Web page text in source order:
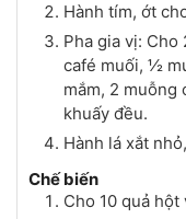
Hành tím, ớt
Pha gia vị:
café muối, ½
mắm, 2 muỗng
khuấy đều.
Hành lá xắt
Chế biến
Cho 10 quả